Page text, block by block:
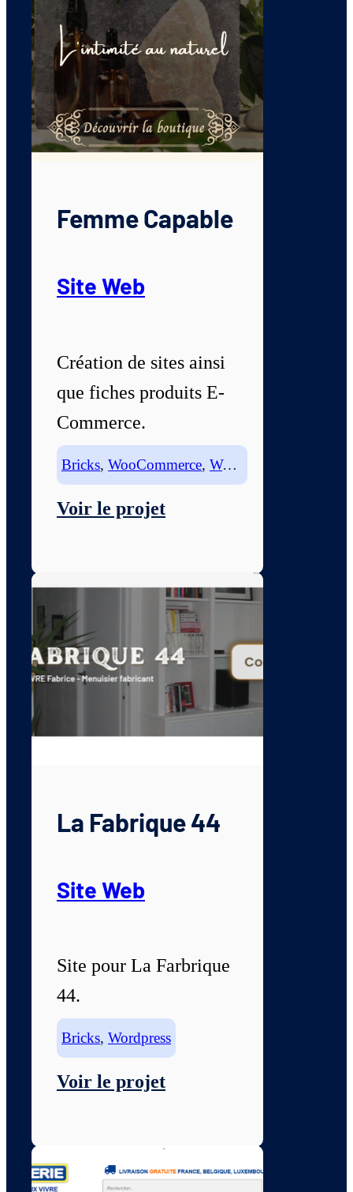
Femme Capable
Site Web
Création de sites ainsi
que fiches produits E-
Commerce.
Bricks, WooCommerce, Wordpress
Voir le projet
La Fabrique 44
Site Web
Site pour La Farbrique
44.
Bricks, Wordpress
Voir le projet